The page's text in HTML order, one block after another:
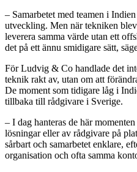
– Samarbetet med teamen i
utveckling. Men när tekniken
leverera samma värde utan ett
det på ett ännu smidigare sätt,
För Ludvig & Co handlade det
teknik rakt av, utan om att
De moment som tidigare låg i
tillbaka till rådgivare i Sverige.
– I dag hanteras de här
lösningar eller av rådgivare på
sårbart och samarbetet enklare,
organisation och ofta samma